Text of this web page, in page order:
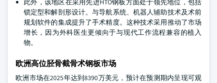
此外，该地区在采用先进HTO钢板方面处于领先地位，包括
锁定型和解剖形设计。与导航系统、机器人辅助技术及术前
规划软件的集成提升了手术精度。这种技术采用推动了市场
增长，因为外科医生更倾向于与现代工作流程兼容的植入
物。
欧洲高位胫骨截骨术钢板市场
欧洲市场在2025年达到8390万美元，预计在预测期内呈现可观